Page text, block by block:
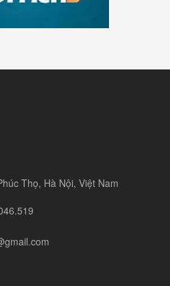
Thọ, Hà Nội, Việt Nam